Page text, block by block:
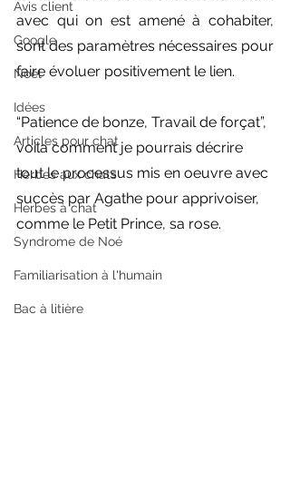
Avis client
Google
Noël
Idées
Articles pour chat
Herbes aux chats
Herbes à chat
Syndrome de Noé
Familiarisation à l'humain
Bac à litière
avec qui on est amené à cohabiter,
sont des paramètres nécessaires pour
faire évoluer positivement le lien.
“Patience de bonze, Travail de forçat”,
voila comment je pourrais décrire
tout le processus mis en oeuvre avec
succès par Agathe pour apprivoiser,
comme le Petit Prince, sa rose.